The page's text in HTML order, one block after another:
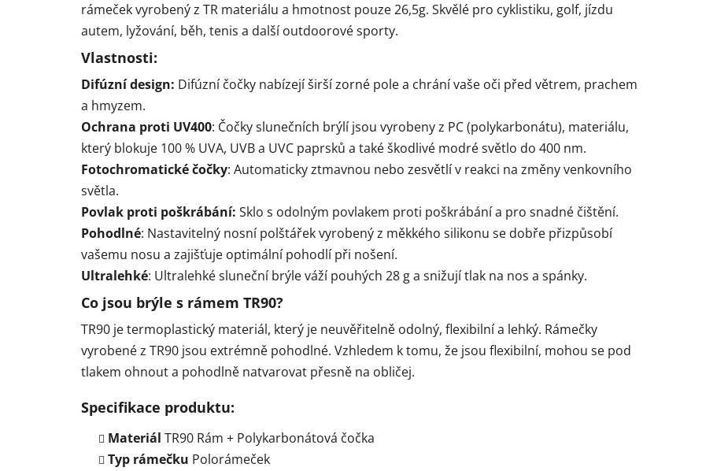
rámeček vyrobený z TR materiálu a hmotnost pouze 26,5g. Skvělé pro cyklistiku, golf, jízdu
autem, lyžování, běh, tenis a další outdoorové sporty.
Vlastnosti:
Difúzní design: Difúzní čočky nabízejí širší zorné pole a chrání vaše oči před větrem, prachem
a hmyzem.
Ochrana proti UV400: Čočky slunečních brýlí jsou vyrobeny z PC (polykarbonátu), materiálu,
který blokuje 100 % UVA, UVB a UVC paprsků a také škodlivé modré světlo do 400 nm.
Fotochromatické čočky: Automaticky ztmavnou nebo zesvětlí v reakci na změny venkovního
světla.
Povlak proti poškrábání: Sklo s odolným povlakem proti poškrábání a pro snadné čištění.
Pohodlné: Nastavitelný nosní polštářek vyrobený z měkkého silikonu se dobře přizpůsobí
vašemu nosu a zajišťuje optimální pohodlí při nošení.
Ultralehké: Ultralehké sluneční brýle váží pouhých 28 g a snižují tlak na nos a spánky.
Co jsou brýle s rámem TR90?
TR90 je termoplastický materiál, který je neuvěřitelně odolný, flexibilní a lehký. Rámečky
vyrobené z TR90 jsou extrémně pohodlné. Vzhledem k tomu, že jsou flexibilní, mohou se pod
tlakem ohnout a pohodlně natvarovat přesně na obličej.
Specifikace produktu:
Materiál TR90 Rám + Polykarbonátová čočka
Typ rámečku Polorámeček